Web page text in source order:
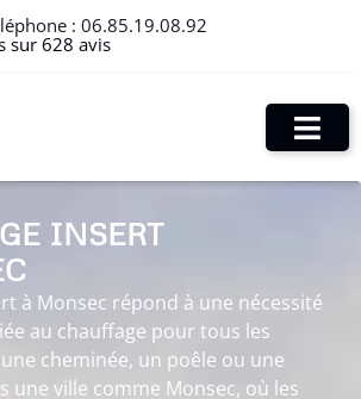
: 06.85.19.08.92
sur 628 avis
INSERT
à Monsec répond à une nécessité
au chauffage pour tous les
cheminée, un poêle ou une
une ville comme Monsec, où les